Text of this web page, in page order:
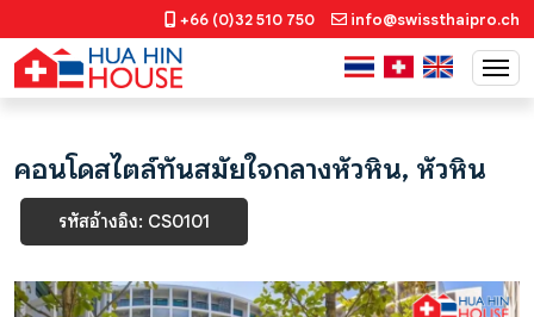
+66 (0)32 510 750 info@swissthaipro.ch
คอนโดสไตล์ทันสมัยใจกลางหัวหิน, หัวหิน
รหัสอ้างอิง: CS0101